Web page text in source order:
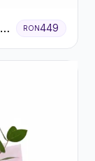
RON449